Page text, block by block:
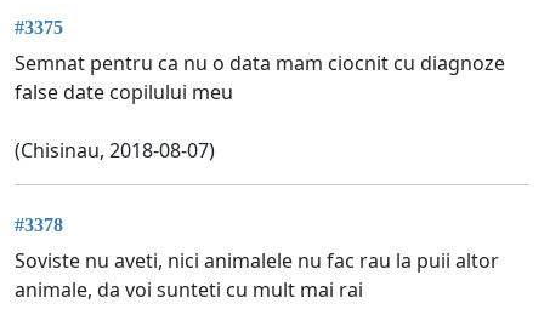
#3375
Semnat pentru ca nu o data mam ciocnit cu diagnoze
false date copilului meu
(Chisinau, 2018-08-07)
#3378
Soviste nu aveti, nici animalele nu fac rau la puii altor
animale, da voi sunteti cu mult mai rai